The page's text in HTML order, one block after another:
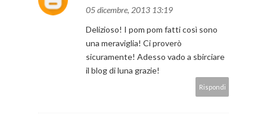
05 dicembre, 2013 13:19
Delizioso! I pom pom fatti così sono
una meraviglia! Ci proverò
sicuramente! Adesso vado a sbirciare
il blog di luna grazie!
Rispondi